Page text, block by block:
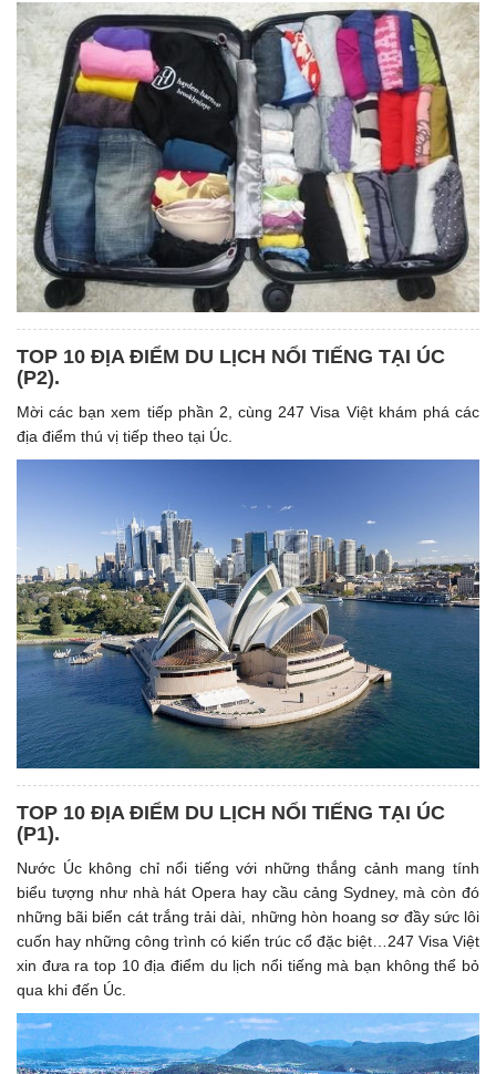
TOP 10 ĐỊA ĐIỂM DU LỊCH NỔI TIẾNG TẠI ÚC
(P2).
Mời các bạn xem tiếp phần 2, cùng 247 Visa Việt khám phá các
địa điểm thú vị tiếp theo tại Úc.
TOP 10 ĐỊA ĐIỂM DU LỊCH NỔI TIẾNG TẠI ÚC
(P1). ​
Nước Úc không chỉ nổi tiếng với những thắng cảnh mang tính
biểu tượng như nhà hát Opera hay cầu cảng Sydney, mà còn đó
những bãi biển cát trắng trải dài, những hòn hoang sơ đầy sức lôi
cuốn hay những công trình có kiến trúc cổ đặc biệt…247 Visa Việt
xin đưa ra top 10 địa điểm du lịch nổi tiếng mà bạn không thể bỏ
qua khi đến Úc.